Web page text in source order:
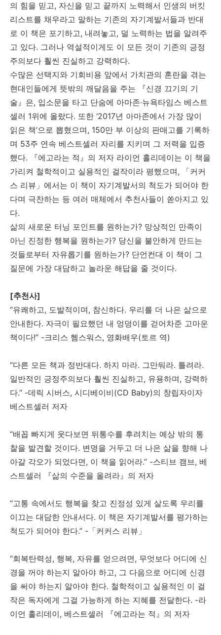
의 힘을 믿고, 자신을 믿고 끝까지 노력해서 인생의 버킷
리스트를 채우라고 말하는 기존의 자기계발서들과 반대
로 이 책은 포기하고, 내려놓고, 덜 노력하는 법을 알려주
고 있다. 그러나 역설적이게도 이 모든 것이 기존의 긍정
주의보다 훨씬 진실하고 강력하다.
수많은 선택지와 기회비용 앞에서 가치관의 혼란을 겪는
현대인들에게 뜻밖의 깨달음을 주는 『신경 끄기의 기
술』은, 입소문을 타고 단숨에 아마존·뉴욕타임스 베스트
셀러 1위에 올랐다. 또한 ‘2017년 아마존에서 가장 많이
읽은 책’으로 뽑혔으며, 150만 부 이상의 판매고를 기록하
며 53주 연속 베스트셀러 자리를 지키며 그 저력을 입증
했다. 『에고라는 적』의 저자 라이언 홀리데이는 이 책을
가리켜 철학적이고 실용적인 걸작이라 평했으며, 「커커
스 리뷰」에서는 이 책이 자기계발서의 척도가 되어야 한
다며 극찬하는 등 여러 매체에서 추천사들이 쏟아지고 있
다.
삶의 새로운 터닝 포인트를 원하는가? 망상적인 만족이
아닌 진정한 행복을 원하는가? 당신을 불안하게 만드는
것들로부터 자유롭기를 원하는가? 단언컨대 이 책이 그
질문에 가장 대담하고 놀라운 해답을 줄 것이다.
[추천사]
“유쾌하고, 도발적이며, 참신하다. 우리를 더 나은 삶으로
안내한다. 자극이 필요했던 내 엉덩이를 걷어차준 고마운
책이다!” -크리스 헴스워스, 영화배우(토르 역)
“다른 모든 책과 정반대다. 하지 마라. 그만둬라. 틀려라.
일반적인 긍정주의보다 훨씬 진실하고, 유용하며, 강력하
다.” -데릭 시버스, 시디베이비(CD Baby)의 창립자이자
베스트셀러 저자
“배꼽 빠지게 웃다보면 뒤통수를 후려치는 예상 밖의 통
찰을 발견할 것이다. 변명을 거두고 더 나은 삶을 향해 나
아갈 각오가 되었다면, 이 책을 읽어라.” -스티브 캠브, 베
스트셀러 『삶의 수준을 올려라』의 저자
“고통 속에서도 행복을 찾고 진정성 있게 살도록 우리를
이끄는 대담한 안내서다. 이 책은 자기계발서를 평가하는
척도가 되어야 한다.” -「커커스 리뷰」
“회복탄력성, 행복, 자유를 얻으려면, 무엇보다 어디에 신
경을 꺼야 하는지 알아야 하고, 그 다음으로 어디에 신경
을 써야 하는지 알아야 한다. 철학적이고 실용적인 이 걸
작은 독자에게 그걸 가능하게 하는 지혜를 전달한다. -라
이언 홀리데이, 베스트셀러 『에고라는 적』의 저자